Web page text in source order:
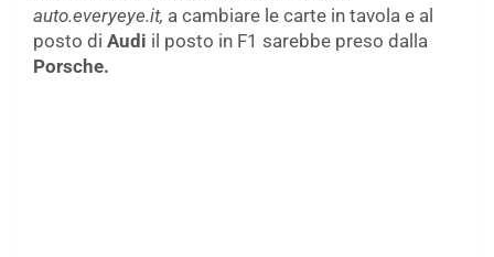
auto.everyeye.it, a cambiare le carte in tavola e al
posto di Audi il posto in F1 sarebbe preso dalla
Porsche.